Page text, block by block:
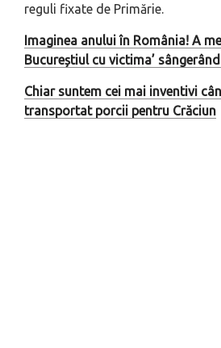
reguli fixate de Primărie.
Imaginea anului în România! A
Bucureștiul cu victima’
Chiar suntem cei mai inventivi
transportat porcii pentru Crăciun